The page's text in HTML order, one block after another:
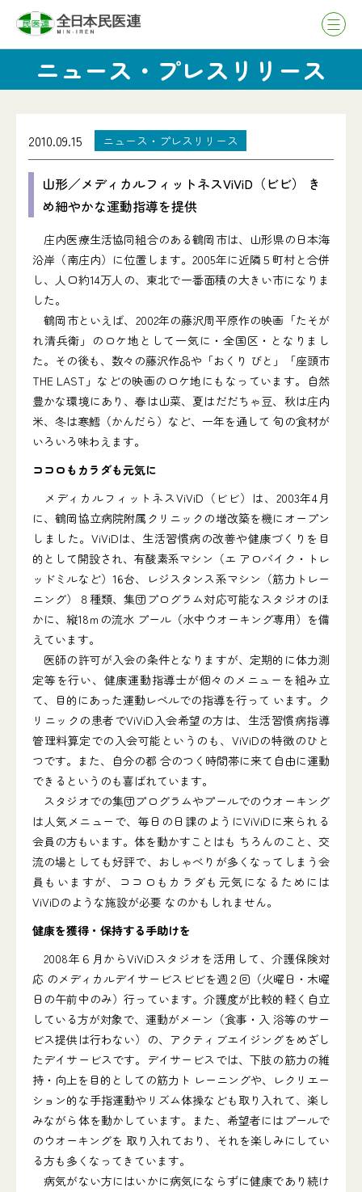
ニュース・プレスリリース
2010.09.15 ニュース・プレスリリース
山形／メディカルフィットネスViViD（ビビ） き
め細やかな運動指導を提供
庄内医療生活協同組合のある鶴岡市は、山形県の日本海
沿岸（南庄内）に位置します。2005年に近隣５町村と合併
し、人口約14万人の、東北で一番面積の大きい市になりま
した。
鶴岡市といえば、2002年の藤沢周平原作の映画「たそが
れ清兵衛」のロケ地として一気に・全国区・となりまし
た。その後も、数々の藤沢作品や「おくり びと」「座頭市
THE LAST」などの映画のロケ地にもなっています。自然
豊かな環境にあり、春は山菜、夏はだだちゃ豆、秋は庄内
米、冬は寒鱈（かんだら）など、一年を通して 旬の食材が
いろいろ味わえます。
ココロもカラダも元気に
メディカルフィットネスViViD（ビビ）は、2003年4月
に、鶴岡協立病院附属クリニックの増改築を機にオープン
しました。ViViDは、生活習慣病の改善や健康づくりを目
的として開設され、有酸素系マシン（エ アロバイク・トレ
ッドミルなど）16台、レジスタンス系マシン（筋力トレー
ニング）８種類、集団プログラム対応可能なスタジオのほ
かに、縦18ｍの流水 プール（水中ウオーキング専用）を備
えています。
医師の許可が入会の条件となりますが、定期的に体力測
定等を行い、健康運動指導士が個々のメニューを組み立
て、目的にあった運動レベルでの指導を行って います。ク
リニックの患者でViViD入会希望の方は、生活習慣病指導
管理料算定での入会可能というのも、ViViDの特徴のひと
つです。また、自分の都 合のつく時間帯に来て自由に運動
できるというのも喜ばれています。
スタジオでの集団プログラムやプールでのウオーキング
は人気メニューで、毎日の日課のようにViViDに来られる
会員の方もいます。体を動かすことはも ちろんのこと、交
流の場としても好評で、おしゃべりが多くなってしまう会
員もいますが、ココロもカラダも元気になるためには
ViViDのような施設が必要 なのかもしれません。
健康を獲得・保持する手助けを
2008年６月からViViDスタジオを活用して、介護保険対
応 のメディカルデイサービスビビを週２回（火曜日・木曜
日の午前中のみ）行っています。介護度が比較的軽く自立
している方が対象で、運動がメーン（食事・入 浴等のサー
ビス提供は行わない）の、アクティブエイジングをめざし
たデイサービスです。デイサービスでは、下肢の筋力の維
持・向上を目的としての筋力ト レーニングや、レクリエー
ション的な手指運動やリズム体操なども取り入れて、楽し
みながら体を動かしています。また、希望者にはプールで
のウオーキングを 取り入れており、それを楽しみにしてい
る方も多くなってきています。
病気がない方にはいかに病気にならずに健康であり続け